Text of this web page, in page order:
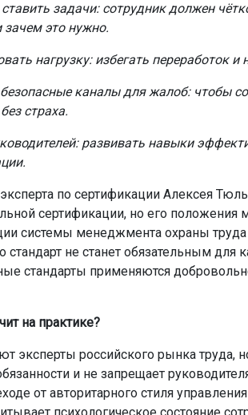
задачи: сотрудник должен
зачем это нужно.
нагрузку: избегать переработок
каналы для жалоб: чтобы
страха.
развивать навыки
по сертификации Алексея
сертификации, но его положения
системы менеджмента охраны
стандарт не станет обязательным для
стандарты применяются
на практике?
эксперты российского рынка труда,
и не запрещает
от авторитарного стиля